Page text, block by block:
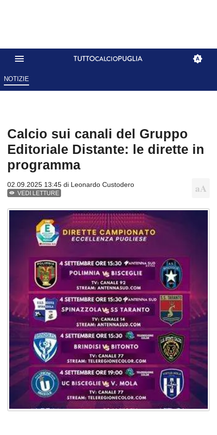
NOTIZIE
Calcio sui canali del Gruppo
Editoriale Distante: le dirette in
programma
02.09.2025 13:45 di Leonardo Custodero
VEDI LETTURE